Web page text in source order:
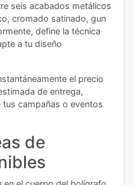
seis acabados metálicos
cromado satinado, gun
define la técnica
a tu diseño
el precio
de entrega,
campañas o eventos
de